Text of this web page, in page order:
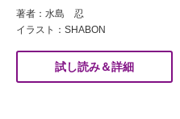
著者：水島 忍
イラスト：SHABON
試し読み＆詳細